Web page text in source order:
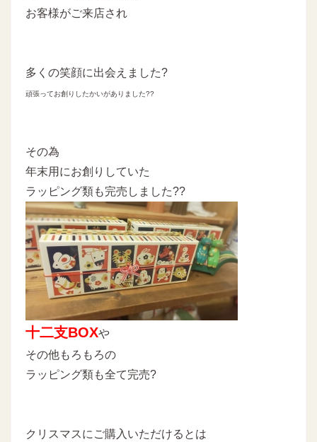
お客様がご来店され
多くの笑顔に出会えました?
頑張ってお創りしたかいがありました??
その為
年末用にお創りしていた
ラッピング類も完売しました??
十二支BOXや
その他もろもろの
ラッピング類も全て完売?
クリスマスにご購入いただけるとは